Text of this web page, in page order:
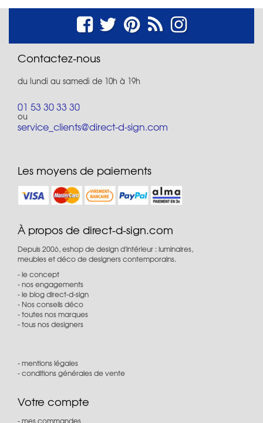
Contactez-nous
du lundi au samedi de 10h à 19h
01 53 30 33 30
ou
service_clients@direct-d-sign.com
Les moyens de paiements
À propos de direct-d-sign.com
Depuis 2006, eshop de design d'intérieur : luminaires,
meubles et déco de designers contemporains.
le concept
nos engagements
le blog direct-d-sign
Nos conseils déco
toutes nos marques
tous nos designers
mentions légales
conditions générales de vente
Votre compte
mes commandes